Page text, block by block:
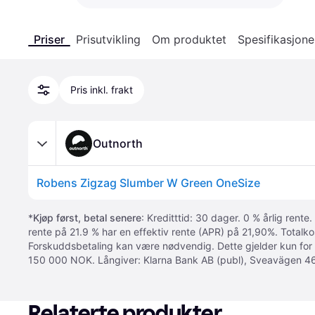
Priser Prisutvikling Om produktet
Pris inkl. frakt
Outnorth
Robens Zigzag Slumber W Green OneSize
*Kjøp først, betal senere: Kreditttid: 30 dager. 0 % årlig rente.
rente på 21.9 % har en effektiv rente (APR) på 21,90%.
Forskuddsbetaling kan være nødvendig. Dette gjelder kun
150 000 NOK. Långiver: Klarna Bank AB (publ), Sveavägen